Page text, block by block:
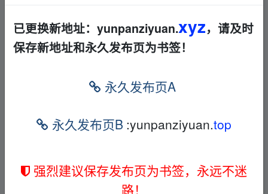
「我心里危险的东西」，复制整段内容，打
开最新版「夸克APP」即可获取。
畅享原画，免费5倍速播放，支持AI字幕和投
屏，更有网盘TV版。
fr、om w ww.y▪un﹏pan、zi y
u an.xy﹏z
已更换新地址：yunpanziyuan.xyz，请及时
保存新地址和永久发布页为书签！
永久发布页A
永久发布页B :yunpanziyuan.top
强烈建议保存发布页为书签，永远不迷
路！